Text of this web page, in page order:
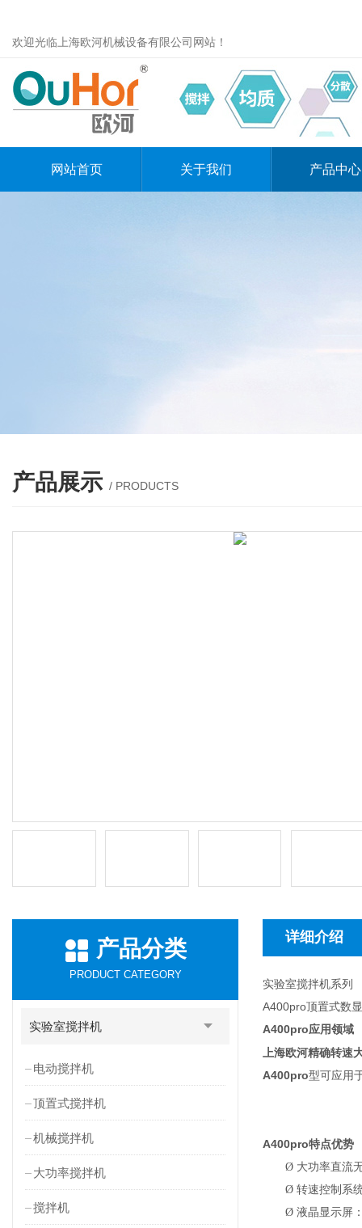
欢迎光临上海欧河机械设备有限公司网站！
网站首页 关于我们 产品中心
产品展示 / PRODUCTS
产品分类
PRODUCT CATEGORY
实验室搅拌机
电动搅拌机
顶置式搅拌机
机械搅拌机
大功率搅拌机
搅拌机
详细介绍
实验室搅拌机系列
A400pro顶置式数
A400pro应用领域
上海欧河精确转速
A400pro型可应用
A400pro特点优势
Ø 大功率直流
Ø 转速控制系
Ø 液晶显示屏